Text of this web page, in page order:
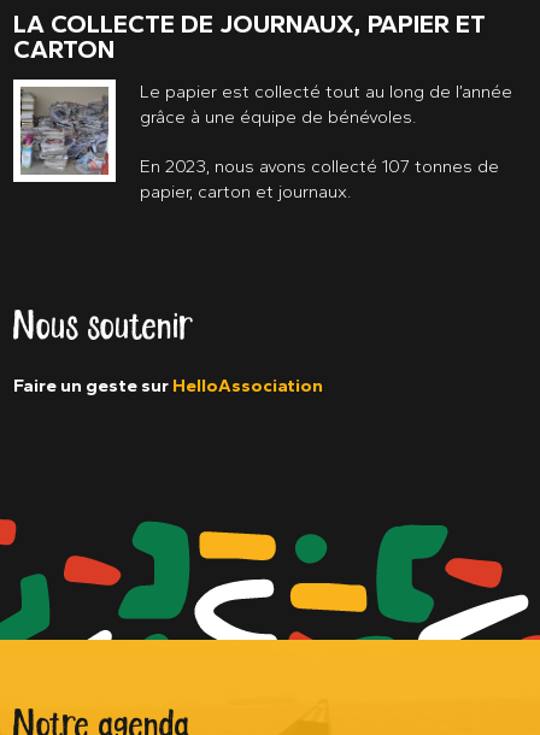
LA COLLECTE DE JOURNAUX, PAPIER ET
CARTON
Le papier est collecté tout au long de l’année
grâce à une équipe de bénévoles.
En 2023, nous avons collecté 107 tonnes de
papier, carton et journaux.
Nous soutenir
Faire un geste sur HelloAssociation